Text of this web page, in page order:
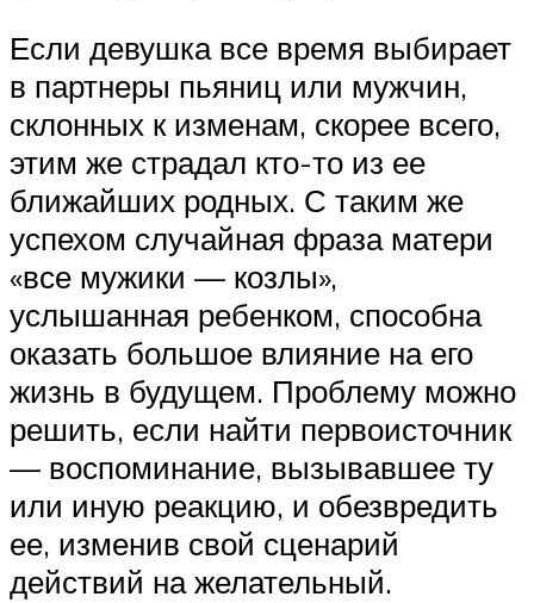
Если девушка все время выбирает
в партнеры пьяниц или мужчин,
склонных к изменам, скорее всего,
этим же страдал кто-то из ее
ближайших родных. С таким же
успехом случайная фраза матери
«все мужики — козлы»,
услышанная ребенком, способна
оказать большое влияние на его
жизнь в будущем. Проблему можно
решить, если найти первоисточник
— воспоминание, вызывавшее ту
или иную реакцию, и обезвредить
ее, изменив свой сценарий
действий на желательный.